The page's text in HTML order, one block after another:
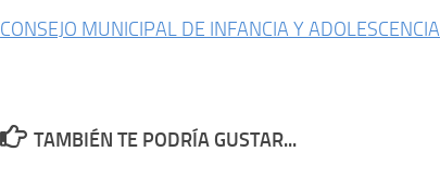
CONSEJO MUNICIPAL DE INFANCIA Y ADOLESCENCIA
TAMBIÉN TE PODRÍA GUSTAR...